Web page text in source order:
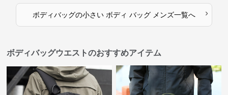
ボディバッグの小さい ボディ バッグ メンズ一覧へ ›
ボディバッグウエストのおすすめアイテム